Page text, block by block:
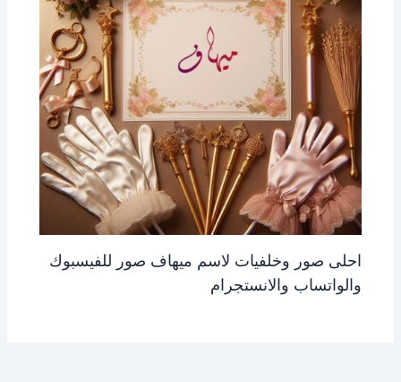
احلى صور وخلفيات لاسم ميهاف صور للفيسبوك
والواتساب والانستجرام